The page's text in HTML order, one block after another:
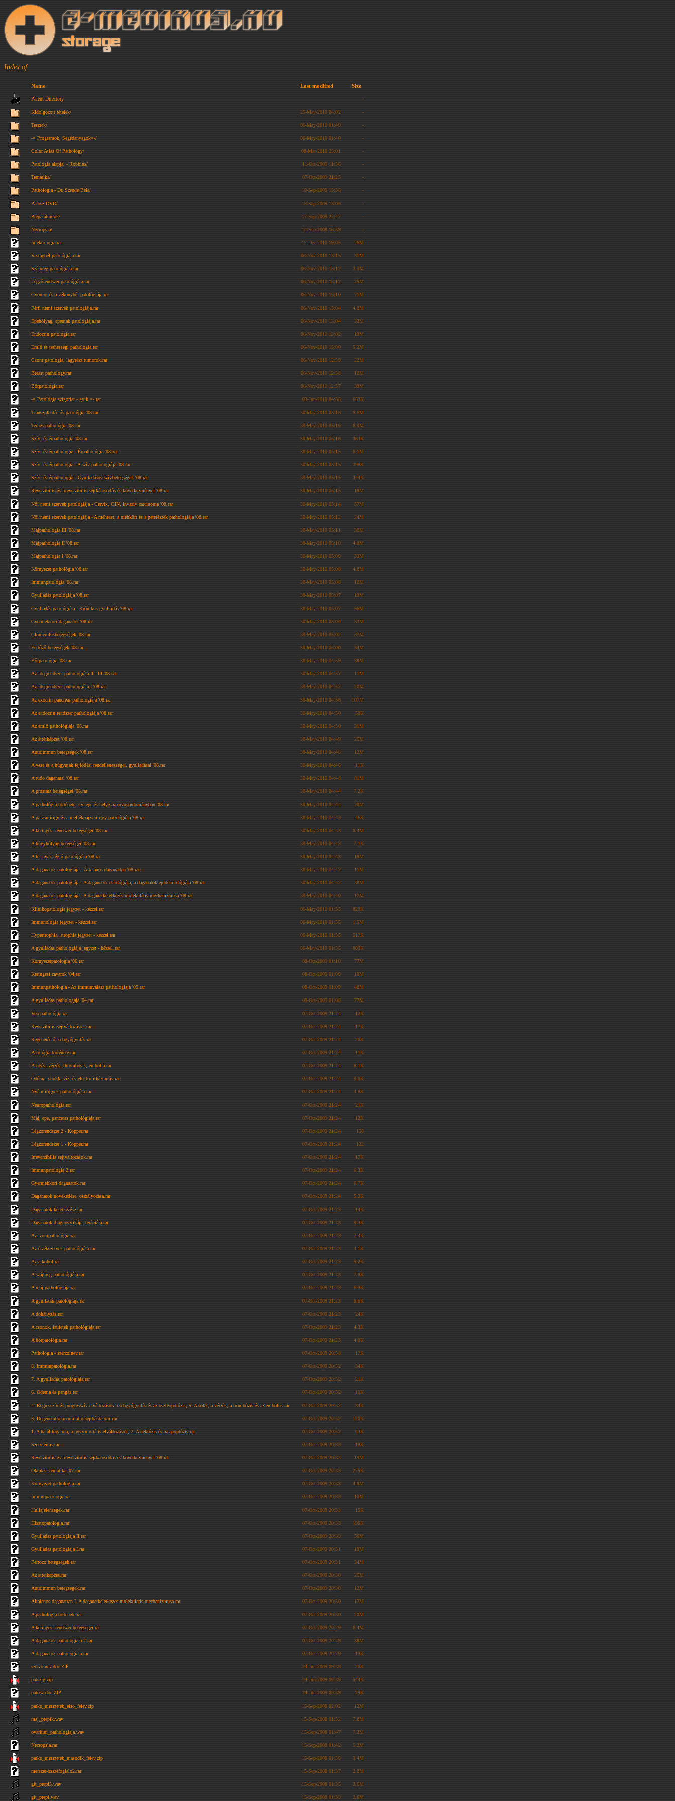
Index of
Name Last modified Size
Parent Directory -
Kidolgozott tételek/ 25-May-2010 04:02 -
Tesztek/ 06-May-2010 01:49 -
-= Programok, Segédanyagok=-/ 06-May-2010 01:40 -
Color Atlas Of Pathology/ 08-Mar-2010 23:01 -
Patológia alapjai - Robbins/ 11-Oct-2009 11:56 -
Tematika/ 07-Oct-2009 21:25 -
Pathologia - Dr. Szende Béla/ 18-Sep-2009 13:38 -
Patosz DVD/ 18-Sep-2009 13:06 -
Preparátumok/ 17-Sep-2008 22:47 -
Necropsia/ 14-Sep-2008 16:59 -
Infektologia.rar 12-Dec-2010 19:05 26M
Vastagbél patológiája.rar 06-Nov-2010 13:15 31M
Szájüreg patológiája.rar 06-Nov-2010 13:12 3.5M
Légzőrendszer patológiája.rar 06-Nov-2010 13:12 25M
Gyomor és a vékonybél patológiája.rar 06-Nov-2010 13:10 71M
Férfi nemi szervek patológiája.rar 06-Nov-2010 13:04 4.0M
Epehólyag, epeutak patológiája.rar 06-Nov-2010 13:04 33M
Endocrin patológia.rar 06-Nov-2010 13:02 19M
Emlő és terhességi pathologia.rar 06-Nov-2010 13:00 5.2M
Csont patológia, lágyrész tumorok.rar 06-Nov-2010 12:59 22M
Breast pathology.rar 06-Nov-2010 12:58 10M
Bőrpatológia.rar 06-Nov-2010 12:57 39M
-= Patológia szigorlat - gyik =-.rar 03-Jun-2010 04:38 663K
Transzplantációs patológia '08.rar 30-May-2010 05:16 9.6M
Terhes pathológia '08.rar 30-May-2010 05:16 8.9M
Szív- és érpathologia '08.rar 30-May-2010 05:16 364K
Szív- és érpathologia - Érpathológia '08.rar 30-May-2010 05:15 8.1M
Szív- és érpathologia - A szív pathologiája '08.rar 30-May-2010 05:15 298K
Szív- és érpathologia - Gyulladásos szívbetegségek '08.rar 30-May-2010 05:15 344K
Reverzibilis és irreverzibilis sejtkárosodás és következményei '08.rar 30-May-2010 05:15 19M
Női nemi szervek patológiája - Cervix, CIN, Invazív carcinoma '08.rar 30-May-2010 05:14 57M
Női nemi szervek patológiája - A méhtest, a méhkürt és a petefészek pathologiája '08.rar 30-May-2010 05:12 24M
Májpathologia III '08.rar 30-May-2010 05:11 30M
Májpathologia II '08.rar 30-May-2010 05:10 4.0M
Májpathologia I '08.rar 30-May-2010 05:09 33M
Környezet pathológia '08.rar 30-May-2010 05:08 4.8M
Immunpatológia '08.rar 30-May-2010 05:08 10M
Gyulladás patológiája '08.rar 30-May-2010 05:07 19M
Gyulladás patológiája - Krónikus gyulladás '08.rar 30-May-2010 05:07 56M
Gyermekkori daganatok '08.rar 30-May-2010 05:04 53M
Glomerulusbetegségek '08.rar 30-May-2010 05:02 37M
Fertőző betegségek '08.rar 30-May-2010 05:00 34M
Bőrpatológia '08.rar 30-May-2010 04:59 38M
Az idegrendszer pathologiája II - III '08.rar 30-May-2010 04:57 11M
Az idegrendszer pathologiája I '08.rar 30-May-2010 04:57 20M
Az exocrin pancreas pathologiája '08.rar 30-May-2010 04:56 107M
Az endocrin rendszer pathologiája '08.rar 30-May-2010 04:50 58K
Az emlő pathológiája '08.rar 30-May-2010 04:50 31M
Az áttétképzés '08.rar 30-May-2010 04:49 25M
Autoimmun betegségek '08.rar 30-May-2010 04:48 12M
A vese és a húgyutak fejlődési rendellenességei, gyulladásai '08.rar 30-May-2010 04:48 11K
A tüdő daganatai '08.rar 30-May-2010 04:48 81M
A prostata betegségei '08.rar 30-May-2010 04:44 7.2K
A pathológia története, szerepe és helye az orvostudományban '08.rar 30-May-2010 04:44 20M
A pajzsmirigy és a mellékpajzsmirigy patológiája '08.rar 30-May-2010 04:43 46K
A keringési rendszer betegségei '08.rar 30-May-2010 04:43 8.4M
A húgyhólyag betegségei '08.rar 30-May-2010 04:43 7.1K
A fej-nyak régió patológiája '08.rar 30-May-2010 04:43 19M
A daganatok patologiája - Általános daganattan '08.rar 30-May-2010 04:42 11M
A daganatok patologiája - A daganatok etiológiája, a daganatok epidemiológiája '08.rar 30-May-2010 04:42 38M
A daganatok patologiája - A daganatkeletkezés molekuláris mechanizmusa '08.rar 30-May-2010 04:40 17M
Klinikopatologia jegyzet - kézzel.rar 06-May-2010 01:55 820K
Immunológia jegyzet - kézzel.rar 06-May-2010 01:55 1.5M
Hypertrophia, atrophia jegyzet - kézzel.rar 06-May-2010 01:55 517K
A gyulladas pathológiája jegyzet - kézzel.rar 06-May-2010 01:55 809K
Kornyezetpatologia '06.rar 08-Oct-2009 01:10 77M
Keringesi zavarok '04.rar 08-Oct-2009 01:09 18M
Immunpathologia - Az immunvalasz pathologiaja '05.rar 08-Oct-2009 01:09 40M
A gyulladas pathologaja '04.rar 08-Oct-2009 01:08 77M
Vesepathológia.rar 07-Oct-2009 21:24 12K
Reverzibilis sejtváltozások.rar 07-Oct-2009 21:24 17K
Regeneráció, sebgyógyulás.rar 07-Oct-2009 21:24 20K
Patológia története.rar 07-Oct-2009 21:24 11K
Pangás, vérzés, thrombosis, embolia.rar 07-Oct-2009 21:24 6.1K
Ödéma, shokk, víz- és elektrolitháztartás.rar 07-Oct-2009 21:24 8.0K
Nyálmirigyek pathológiája.rar 07-Oct-2009 21:24 4.8K
Neuropathológia.rar 07-Oct-2009 21:24 21K
Máj, epe, pancreas pathológiája.rar 07-Oct-2009 21:24 12K
Légzorendszer 2 - Kopper.rar 07-Oct-2009 21:24 158
Légzorendszer 1 - Kopper.rar 07-Oct-2009 21:24 132
Irreverzibilis sejtváltozások.rar 07-Oct-2009 21:24 17K
Immunpatológia 2.rar 07-Oct-2009 21:24 6.3K
Gyermekkori daganatok.rar 07-Oct-2009 21:24 6.7K
Daganatok növekedése, osztályozása.rar 07-Oct-2009 21:24 5.3K
Daganatok keletkezése.rar 07-Oct-2009 21:23 14K
Daganatok diagnosztikája, terápiája.rar 07-Oct-2009 21:23 9.3K
Az izompathológia.rar 07-Oct-2009 21:23 2.4K
Az érzékszervek pathológiája.rar 07-Oct-2009 21:23 4.1K
Az alkohol.rar 07-Oct-2009 21:23 9.2K
A szájüreg pathológiája.rar 07-Oct-2009 21:23 7.8K
A máj pathológiája.rar 07-Oct-2009 21:23 6.3K
A gyulladás patológiája.rar 07-Oct-2009 21:23 6.6K
A dohányzás.rar 07-Oct-2009 21:23 24K
A csonok, izületek pathológiája.rar 07-Oct-2009 21:23 4.3K
A bőrpatológia.rar 07-Oct-2009 21:23 4.8K
Pathologia - szerzoinev.rar 07-Oct-2009 20:58 17K
8. Immunpatológia.rar 07-Oct-2009 20:52 34K
7. A gyulladás patológiája.rar 07-Oct-2009 20:52 21K
6. Odema és pangás.rar 07-Oct-2009 20:52 10K
4. Regresszív és progresszív elváltozások a sebgyógyulás és az oszteoporózis, 5. A sokk, a vérzés, a trombózis és az embolus.rar 07-Oct-2009 20:52 34K
3. Degeneratio-accumlatio-sejtbántalom.rar 07-Oct-2009 20:52 120K
1. A halál fogalma, a posztmortális elváltozások, 2. A nekrózis és az apoptózis.rar 07-Oct-2009 20:52 43K
Szervleiras.rar 07-Oct-2009 20:33 18K
Reverzibilis es irreverzibilis sejtkarosodas es kovetkezmenyei '08.rar 07-Oct-2009 20:33 19M
Oktatasi tematika '07.rar 07-Oct-2009 20:33 275K
Kornyezet pathologia.rar 07-Oct-2009 20:33 4.8M
Immunpatologia.rar 07-Oct-2009 20:33 10M
Hullajelensegek.rar 07-Oct-2009 20:33 15K
Hisztopatologia.rar 07-Oct-2009 20:33 196K
Gyulladas patologiaja II.rar 07-Oct-2009 20:33 56M
Gyulladas patologiaja I.rar 07-Oct-2009 20:31 19M
Fertozo betegsegek.rar 07-Oct-2009 20:31 34M
Az attetkepzes.rar 07-Oct-2009 20:30 25M
Autoimmun betegsegek.rar 07-Oct-2009 20:30 12M
Altalanos daganattan I. A daganatkeletkezes molekularis mechanizmusa.rar 07-Oct-2009 20:30 17M
A pathologia tortenete.rar 07-Oct-2009 20:30 20M
A keringesi rendszer betegsegei.rar 07-Oct-2009 20:29 8.4M
A daganatok pathologiaja 2.rar 07-Oct-2009 20:29 38M
A daganatok pathologiaja.rar 07-Oct-2009 20:29 13K
szerzoinev.doc.ZIP 24-Jun-2009 09:39 20K
patszig.zip 24-Jun-2009 09:39 544K
patosz.doc.ZIP 24-Jun-2009 09:39 29K
patko_metszetek_elso_felev.zip 15-Sep-2008 02:02 12M
maj_prepik.wav 15-Sep-2008 01:52 7.8M
ovarium_pathologiaja.wav 15-Sep-2008 01:47 7.3M
Necropsia.rar 15-Sep-2008 01:42 5.2M
patko_metszetek_masodik_felev.zip 15-Sep-2008 01:39 3.4M
metszet-osszefoglalo2.rar 15-Sep-2008 01:37 2.8M
git_prepi3.wav 15-Sep-2008 01:35 2.6M
git_prepi.wav 15-Sep-2008 01:33 2.6M